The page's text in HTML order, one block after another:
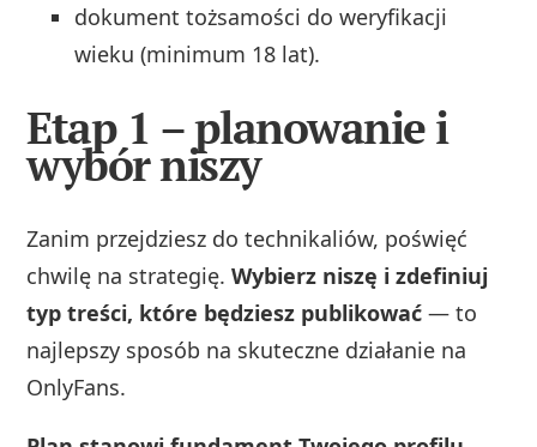
dokument tożsamości do weryfikacji
wieku (minimum 18 lat).
Etap 1 – planowanie i
wybór niszy
Zanim przejdziesz do technikaliów, poświęć
chwilę na strategię.Wybierz niszę i zdefiniuj
typ treści, które będziesz publikować — to
najlepszy sposób na skuteczne działanie na
OnlyFans.